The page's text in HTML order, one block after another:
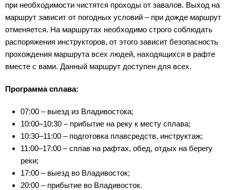
при необходимости чистятся проходы от завалов. Выход на
маршрут зависит от погодных условий – при дожде маршрут
отменяется. На маршрутах необходимо строго соблюдать
распоряжения инструкторов, от этого зависит безопасность
прохождения маршрута всех людей, находящихся в рафте
вместе с вами. Данный маршрут доступен для всех.
Программа сплава:
07:00 – выезд из Владивостока;
10:00–10:30 – прибытие на реку к месту сплава;
10:30–11:00 – подготовка плавсредств, инструктаж;
11:00–17:00 – сплав на рафтах, обед, отдых на берегу
реки;
17:00 – выезд во Владивосток;
20:00 – прибытие во Владивосток.